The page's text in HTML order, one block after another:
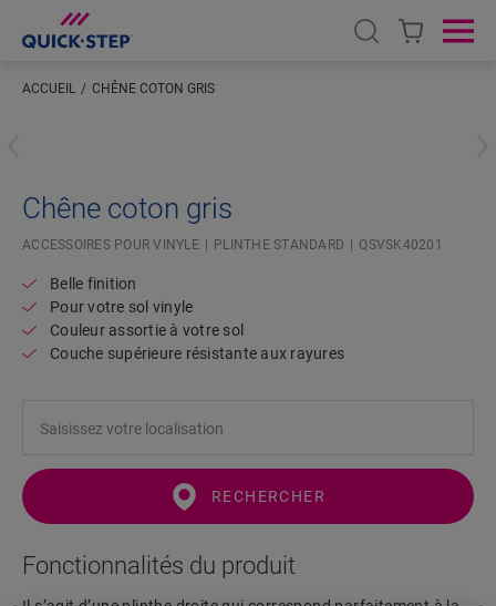
Open search
ACCUEIL CHÊNE COTON GRIS
Chêne coton gris
ACCESSOIRES POUR VINYLE PLINTHE STANDARD QSVSK40201
Belle finition
Pour votre sol vinyle
Couleur assortie à votre sol
Couche supérieure résistante aux rayures
RECHERCHER
Fonctionnalités du produit